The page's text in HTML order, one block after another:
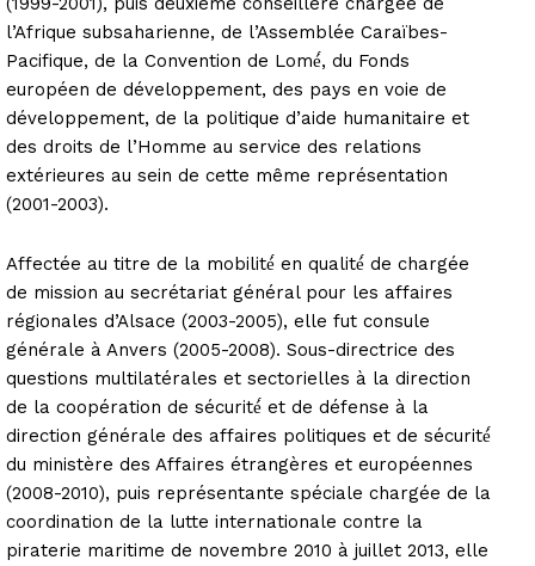
l’Afrique subsaharienne, de l’Assemblée Caraïbes-
Pacifique, de la Convention de Lomé́, du Fonds
européen de développement, des pays en voie de
développement, de la politique d’aide humanitaire et
des droits de l’Homme au service des relations
extérieures au sein de cette même représentation
(2001-2003).
Affectée au titre de la mobilité́ en qualité́ de chargée
de mission au secrétariat général pour les affaires
régionales d’Alsace (2003-2005), elle fut consule
générale à Anvers (2005-2008). Sous-directrice des
questions multilatérales et sectorielles à la direction
de la coopération de sécurité́ et de défense à la
direction générale des affaires politiques et de sécurité́
du ministère des Affaires étrangères et européennes
(2008-2010), puis représentante spéciale chargée de la
coordination de la lutte internationale contre la
piraterie maritime de novembre 2010 à juillet 2013, elle